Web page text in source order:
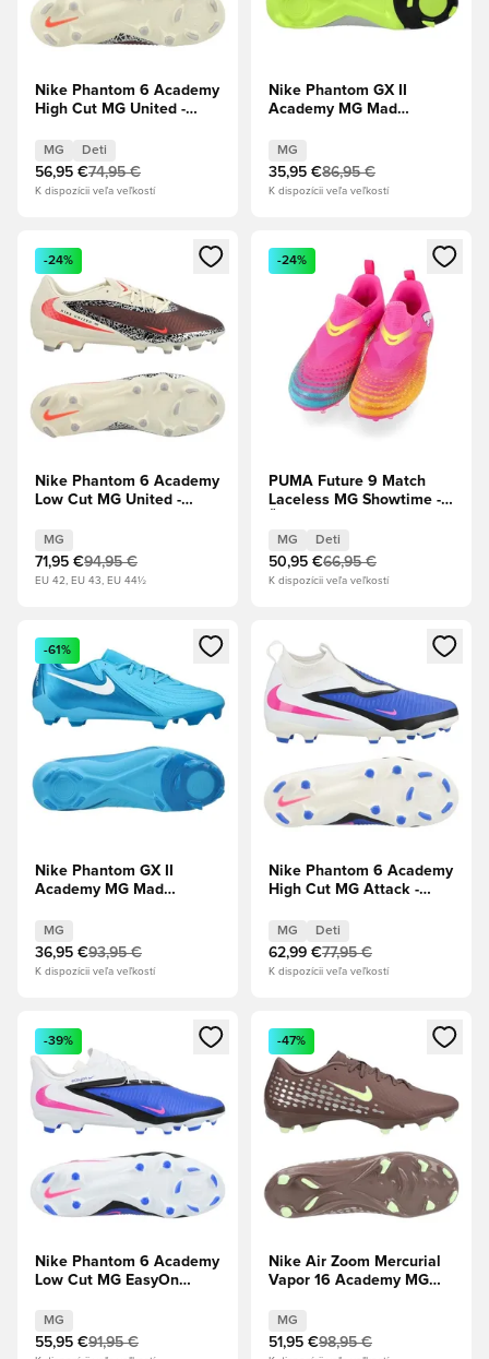
Nike Phantom 6 Academy
High Cut MG United -
Red/Fossil Deti
MG Deti
56,95 €74,95 €
K dispozícii veľa veľkostí
Nike Phantom GX II
Academy MG Mad
strieborná/Čierna/Volt
MG
35,95 €86,95 €
K dispozícii veľa veľkostí
Otvorí modál na prihlásenie alebo registráciu ako člen
-24%
Nike Phantom 6 Academy
Low Cut MG United -
Red/Fossil
MG
71,95 €94,95 €
EU 42, EU 43, EU 44½
Otvorí modál na prihlásenie
-24%
PUMA Future 9 Match
Laceless MG Showtime -
Stream/Svetlá
akva/PUMA Biela Deti
MG Deti
50,95 €66,95 €
K dispozícii veľa veľkostí
Otvorí modál na prihlásenie alebo registráciu ako člen
-61%
Nike Phantom GX II
Academy MG Mad
ošiaľ/Biela
MG
36,95 €93,95 €
K dispozícii veľa veľkostí
Otvorí modál na prihlásenie
Nike Phantom 6 Academy
High Cut MG Attack -
Blast/Biela Deti
MG Deti
62,99 €77,95 €
K dispozícii veľa veľkostí
Otvorí modál na prihlásenie alebo registráciu ako člen
-39%
Nike Phantom 6 Academy
Low Cut MG EasyOn
Racer/Pink Blast/Biela
MG
55,95 €91,95 €
Otvorí modál na prihlásenie
-47%
Nike Air Zoom Mercurial
Vapor 16 Academy MG
Plum Eclipse/Metalická
strieborná
MG
51,95 €98,95 €